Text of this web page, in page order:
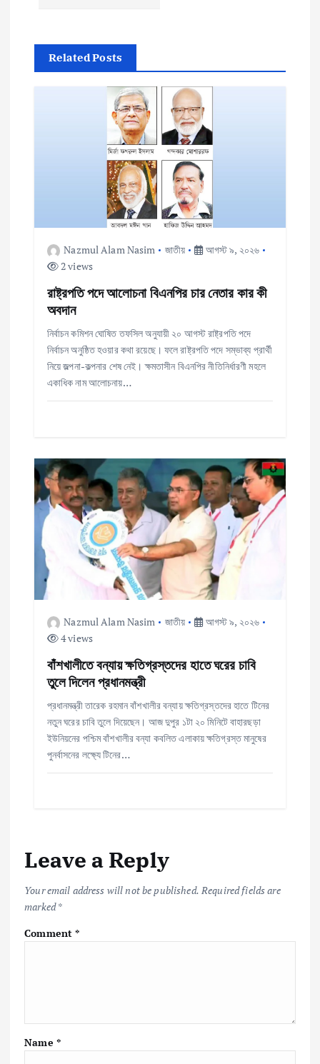
n
a
Related Posts
Nazmul Alam Nasim জাতীয়
আগস্ট ৯, ২০২৬
2 views
রাষ্ট্রপতি পদে আলোচনা বিএনপির চার নেতার কার কী
অবদান
নির্বাচন কমিশন ঘোষিত তফসিল অনুযায়ী ২০ আগস্ট রাষ্ট্রপতি পদে
নির্বাচন অনুষ্ঠিত হওয়ার কথা রয়েছে। ফলে রাষ্ট্রপতি পদে সম্ভাব্য প্রার্থী
নিয়ে জল্পনা-কল্পনার শেষ নেই। ক্ষমতাসীন বিএনপির নীতিনির্ধারণী মহলে
একাধিক নাম আলোচনায়…
Nazmul Alam Nasim জাতীয়
আগস্ট ৯, ২০২৬
4 views
বাঁশখালীতে বন্যায় ক্ষতিগ্রস্তদের হাতে ঘরের চাবি
তুলে দিলেন প্রধানমন্ত্রী
প্রধানমন্ত্রী তারেক রহমান বাঁশখালীর বন্যায় ক্ষতিগ্রস্তদের হাতে টিনের
নতুন ঘরের চাবি তুলে দিয়েছেন। আজ দুপুর ১টা ২০ মিনিটে বাহারছড়া
ইউনিয়নের পশ্চিম বাঁশখালীর বন্যা কবলিত এলাকায় ক্ষতিগ্রস্ত মানুষের
পুনর্বাসনের লক্ষ্যে টিনের…
Leave a Reply
Your email address will not be published. Required fields are
marked*
Comment*
Name *